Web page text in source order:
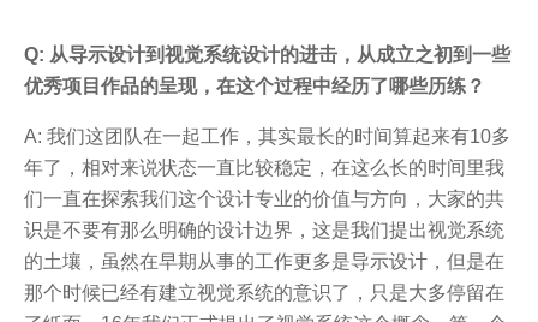
Q: 从导示设计到视觉系统设计的进击，从成立之初到一些
优秀项目作品的呈现，在这个过程中经历了哪些历练？
A: 我们这团队在一起工作，其实最长的时间算起来有10多
年了，相对来说状态一直比较稳定，在这么长的时间里我
们一直在探索我们这个设计专业的价值与方向，大家的共
识是不要有那么明确的设计边界，这是我们提出视觉系统
的土壤，虽然在早期从事的工作更多是导示设计，但是在
那个时候已经有建立视觉系统的意识了，只是大多停留在